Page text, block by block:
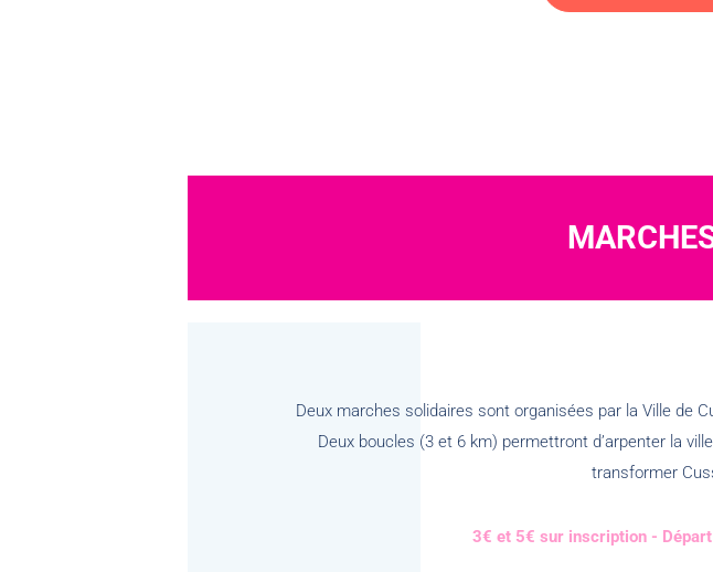
Deux marches solidaires sont organisées par la Ville de
Deux boucles (3 et 6 km) permettront d’arpenter la
transformer
3€ et 5€ sur inscription -